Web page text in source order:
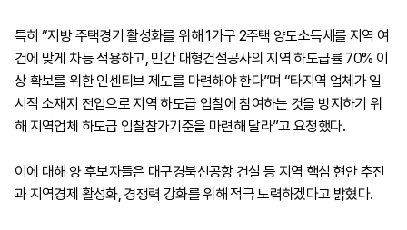
특히 “지방 주택경기 활성화를 위해 1가구 2주택 양도소득세를 지역 여
건에 맞게 차등 적용하고, 민간 대형건설공사의 지역 하도급률 70% 이
상 확보를 위한 인센티브 제도를 마련해야 한다”며 “타지역 업체가 일
시적 소재지 전입으로 지역 하도급 입찰에 참여하는 것을 방지하기 위
해 지역업체 하도급 입찰참가기준을 마련해 달라”고 요청했다.
이에 대해 양 후보자들은 대구경북신공항 건설 등 지역 핵심 현안 추진
과 지역경제 활성화, 경쟁력 강화를 위해 적극 노력하겠다고 밝혔다.